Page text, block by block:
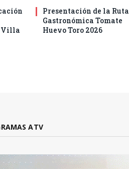
Villa
Presentación de la Ruta
Gastronómica Tomate
Huevo Toro 2026
ATV